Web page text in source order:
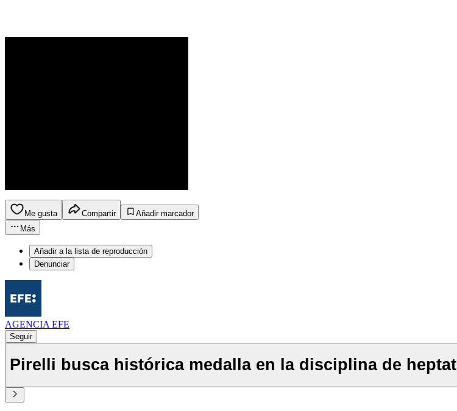
Me gusta Compartir
Añadir marcador
Más
Añadir a la lista de reproducción
Denunciar
AGENCIA EFE
Seguir
Pirelli busca histórica medalla en la disciplina de